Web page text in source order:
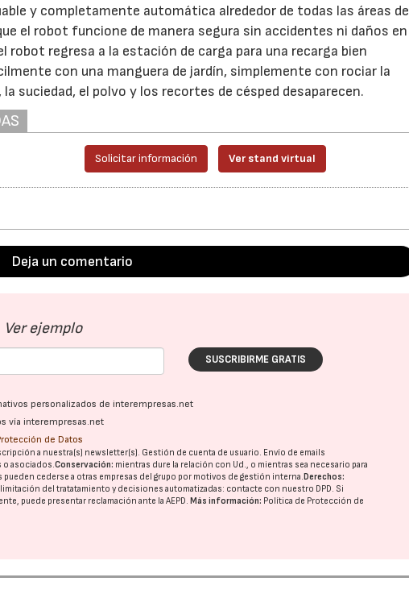
y completamente automática alrededor de todas las áreas de
el robot funcione de manera segura sin accidentes ni daños en
robot regresa a la estación de carga para una recarga bien
con una manguera de jardín, simplemente con rociar la
suciedad, el polvo y los recortes de césped desaparecen.
Solicitar información Ver stand virtual
Deja un comentario
Ver ejemplo
SUSCRIBIRME GRATIS
personalizados de interempresas.net
vía interempresas.net
de Datos
a nuestra(s) newsletter(s). Gestión de cuenta de usuario. Envío de emails
o asociados.Conservación: mientras dure la relación con Ud., o mientras sea necesario para
pueden cederse a otras empresas del grupo por motivos de gestión interna. Derechos:
del tratatamiento y decisiones automatizadas: contacte con nuestro DPD. Si
puede presentar reclamación ante laAEPD. Más información: Política de Protección de